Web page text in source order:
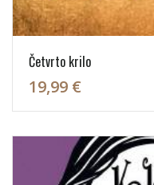
Četvrto krilo
19,99 €